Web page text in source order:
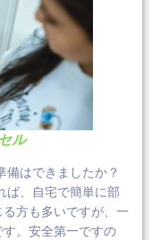
ル
備はできましたか？
ば、自宅で簡単に部
方も多いですが、一
。安全第一ですの